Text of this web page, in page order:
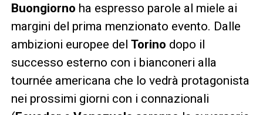
Buongiorno ha espresso parole al miele ai
margini del prima menzionato evento. Dalle
ambizioni europee del Torino dopo il
successo esterno con i bianconeri alla
tournée americana che lo vedrà protagonista
nei prossimi giorni con i connazionali